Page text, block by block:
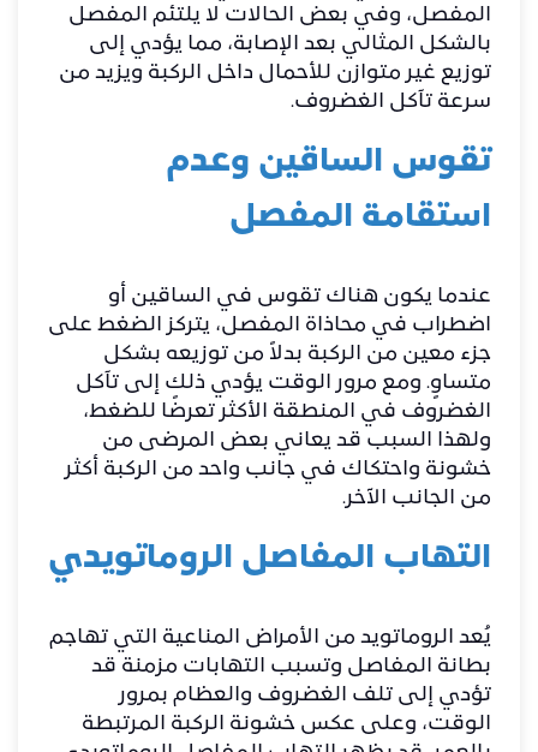
المفصل، وفي بعض الحالات لا يلتئم المفصل
بالشكل المثالي بعد الإصابة، مما يؤدي إلى
توزيع غير متوازن للأحمال داخل الركبة ويزيد من
سرعة تآكل الغضروف.
تقوس الساقين وعدم
استقامة المفصل
عندما يكون هناك تقوس في الساقين أو
اضطراب في محاذاة المفصل، يتركز الضغط على
جزء معين من الركبة بدلاً من توزيعه بشكل
متساوٍ. ومع مرور الوقت يؤدي ذلك إلى تآكل
الغضروف في المنطقة الأكثر تعرضًا للضغط،
ولهذا السبب قد يعاني بعض المرضى من
خشونة واحتكاك في جانب واحد من الركبة أكثر
من الجانب الآخر.
التهاب المفاصل الروماتويدي
يُعد الروماتويد من الأمراض المناعية التي تهاجم
بطانة المفاصل وتسبب التهابات مزمنة قد
تؤدي إلى تلف الغضروف والعظام بمرور
الوقت، وعلى عكس خشونة الركبة المرتبطة